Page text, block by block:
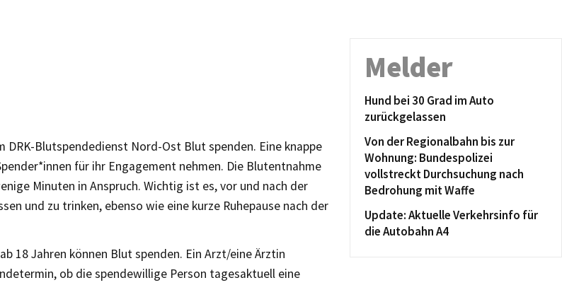
DRK-Blutspendedienst Nord-Ost Blut spenden. Eine knappe
für ihr Engagement nehmen. Die Blutentnahme
Minuten in Anspruch. Wichtig ist es, vor und nach der
und zu trinken, ebenso wie eine kurze Ruhepause nach der
18 Jahren können Blut spenden. Ein Arzt/eine Ärztin
ob die spendewillige Person tagesaktuell eine
Melder
Hund bei 30 Grad im Auto
zurückgelassen
Von der Regionalbahn bis zur
Wohnung: Bundespolizei
vollstreckt Durchsuchung nach
Bedrohung mit Waffe
Update: Aktuelle Verkehrsinfo für
die Autobahn A4